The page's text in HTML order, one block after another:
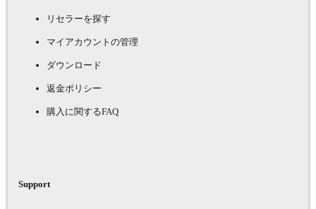
リセラーを探す
マイアカウントの管理
ダウンロード
返金ポリシー
購入に関するFAQ
Support